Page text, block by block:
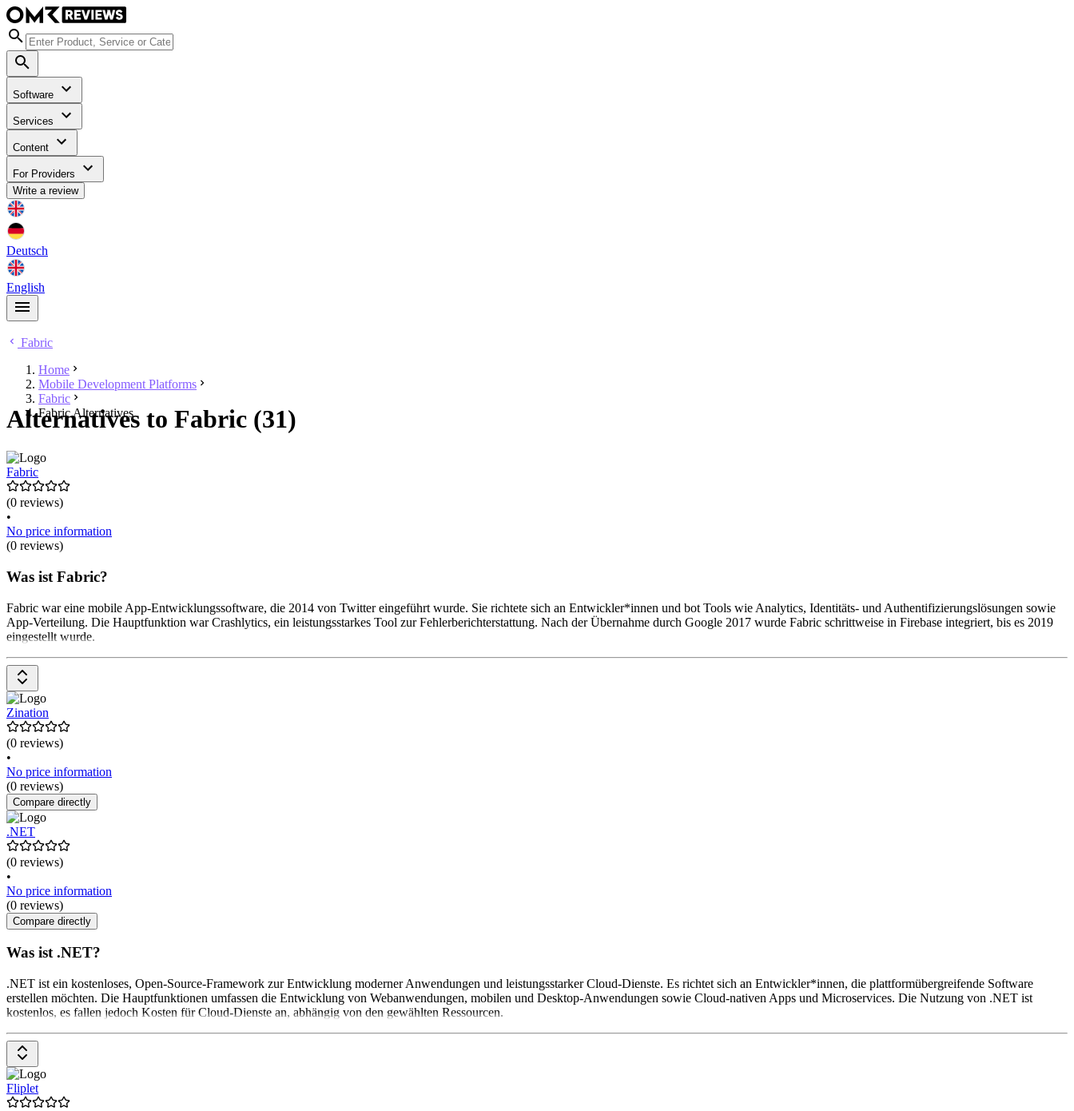
Software
Services
Content
For Providers
Write a review
Deutsch
English
Fabric
Home
Mobile Development Platforms
Fabric
Fabric Alternatives
Alternatives to Fabric (31)
Fabric
(0 reviews)
•
No price information
(0 reviews)
Was ist Fabric?
Fabric war eine mobile App-Entwicklungssoftware, die 2014 von Twitter eingeführt wurde. Sie richtete sich an Entwickler*innen und bot Tools wie Analytics, Identitäts- und Authentifizierungslösungen sowie
App-Verteilung. Die Hauptfunktion war Crashlytics, ein leistungsstarkes Tool zur Fehlerberichterstattung. Nach der Übernahme durch Google 2017 wurde Fabric schrittweise in Firebase integriert, bis es 2019
eingestellt wurde.
Zination
(0 reviews)
•
No price information
(0 reviews)
Compare directly
.NET
(0 reviews)
•
No price information
(0 reviews)
Compare directly
Was ist .NET?
.NET ist ein kostenloses, Open-Source-Framework zur Entwicklung moderner Anwendungen und leistungsstarker Cloud-Dienste. Es richtet sich an Entwickler*innen, die plattformübergreifende Software
erstellen möchten. Die Hauptfunktionen umfassen die Entwicklung von Webanwendungen, mobilen und Desktop-Anwendungen sowie Cloud-nativen Apps und Microservices. Die Nutzung von .NET ist
kostenlos, es fallen jedoch Kosten für Cloud-Dienste an, abhängig von den gewählten Ressourcen.
Fliplet